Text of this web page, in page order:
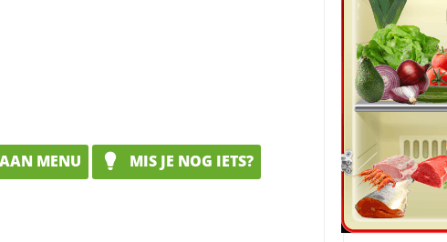
MENU
MIS JE NOG IETS?